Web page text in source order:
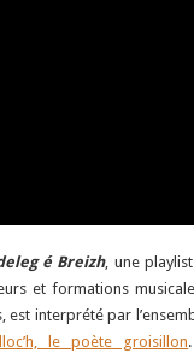
é Breizh, une
et formations
est interprété par
le poète groisillon